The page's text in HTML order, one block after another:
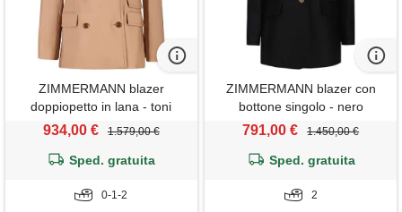
ZIMMERMANN blazer
doppiopetto in lana - toni
neutri
934,00 € 1.579,00 €
Sped. gratuita
0-1-2
ZIMMERMANN blazer con
bottone singolo - nero
791,00 € 1.450,00 €
Sped. gratuita
2